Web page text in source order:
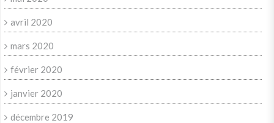
avril 2020
mars 2020
février 2020
janvier 2020
décembre 2019